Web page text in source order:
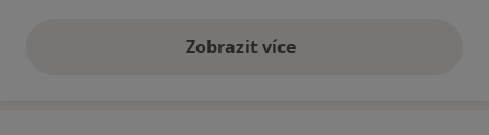
Zobrazit vícevýše uvedené názory